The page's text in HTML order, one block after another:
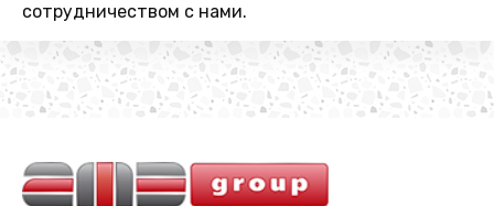
сотрудничеством с нами.